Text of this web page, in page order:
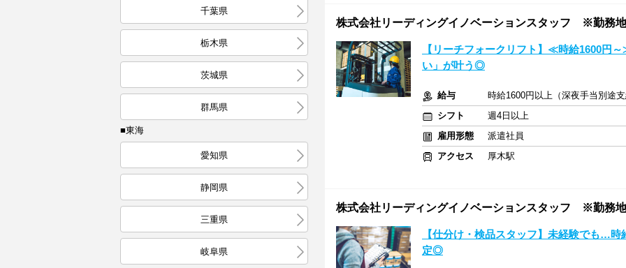
千葉県
栃木県
茨城県
群馬県
■東海
愛知県
静岡県
三重県
岐阜県
株式会社リーディングイノベーションスタッフ ※勤務
【リーチフォークリフト】≪時給1600円
い」が叶う◎
給与
時給1600円以上（深夜手当別途
シフト
週4日以上
雇用形態
派遣社員
アクセス
厚木駅
株式会社リーディングイノベーションスタッフ ※勤務
【仕分け・検品スタッフ】未経験でも…
定◎